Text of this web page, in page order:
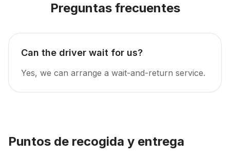
Preguntas frecuentes
Can the driver wait for us?
Yes, we can arrange a wait-and-return service.
Puntos de recogida y entrega